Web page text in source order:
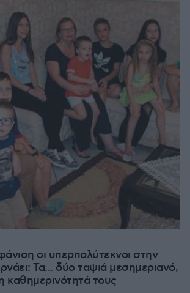
οι υπερπολύτεκνοι στην
Τα... δύο ταψιά μεσημεριανό,
καθημερινότητά τους